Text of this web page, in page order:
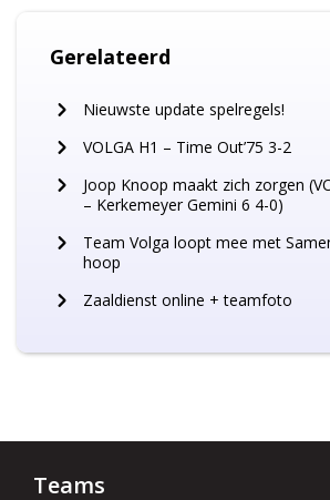
Gerelateerd
Nieuwste update spelregels!
VOLGA H1 – Time Out’75 3-2
Joop Knoop maakt zich zorgen
– Kerkemeyer Gemini 6 4-0)
Team Volga loopt mee met
hoop
Zaaldienst online + teamfoto
Teams